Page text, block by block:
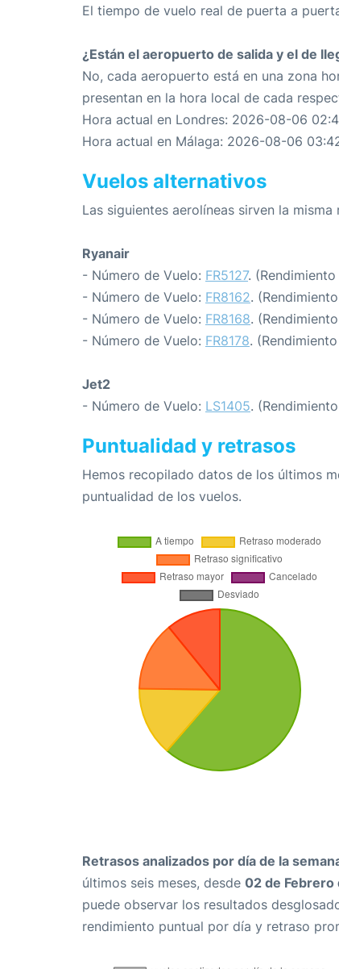
El tiempo de vuelo real de puerta a
¿Están el aeropuerto de salida y el de
No, cada aeropuerto está en una zona
presentan en la hora local de cada
Hora actual en Londres: 2026-08-06
Hora actual en Málaga: 2026-08-06
Vuelos alternativos
Las siguientes aerolíneas sirven la
Ryanair
- Número de Vuelo: FR5127.
- Número de Vuelo: FR8162.
- Número de Vuelo: FR8168.
- Número de Vuelo: FR8178.
Jet2
- Número de Vuelo: LS1405.
Puntualidad y retrasos
Hemos recopilado datos de los últimos
puntualidad de los vuelos.
Retrasos analizados por día de la
últimos seis meses, desde 02 de Febrero
puede observar los resultados
rendimiento puntual por día y retraso